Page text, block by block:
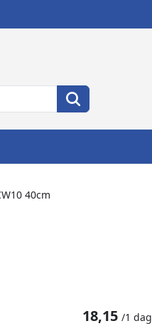
40cm
18,15 /1 dag